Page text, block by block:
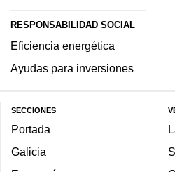
RESPONSABILIDAD SOCIAL
Eficiencia energética
Ayudas para inversiones
SECCIONES
Portada
Galicia